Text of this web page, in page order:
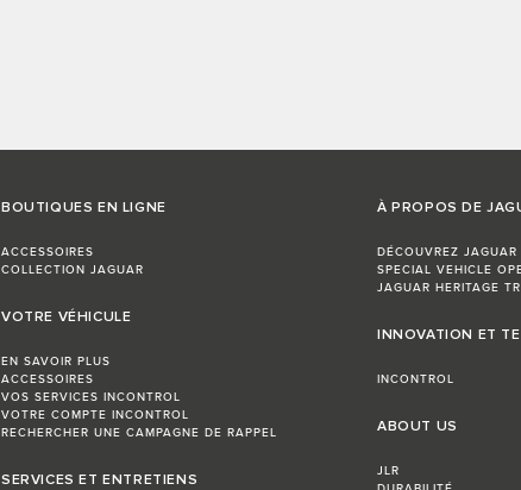
BOUTIQUES EN LIGNE
ACCESSOIRES
COLLECTION JAGUAR
VOTRE VÉHICULE
EN SAVOIR PLUS
ACCESSOIRES
VOS SERVICES INCONTROL
VOTRE COMPTE INCONTROL
RECHERCHER UNE CAMPAGNE DE RAPPEL
SERVICES ET ENTRETIENS
À PROPOS DE
DÉCOUVREZ JAGUAR
SPECIAL VEHICLE
JAGUAR HERITAGE
INNOVATION ET
INCONTROL
ABOUT US
JLR